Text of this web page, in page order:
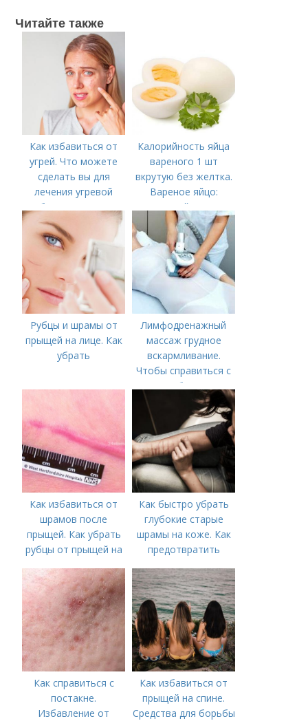
Читайте также
Как избавиться от
угрей. Что можете
сделать вы для
лечения угревой
болезни (акне)
Калорийность яйца
вареного 1 шт
вкрутую без желтка.
Вареное яйцо:
калорийность
Рубцы и шрамы от
прыщей на лице. Как
убрать
Лимфодренажный
массаж грудное
вскармливание.
Чтобы справиться с
нагрубанием,
необходимо
предпринять
следующие действия:
Как избавиться от
шрамов после
прыщей. Как убрать
рубцы от прыщей на
Как быстро убрать
глубокие старые
шрамы на коже. Как
предотвратить
Как справиться с
постакне.
Избавление от
Как избавиться от
прыщей на спине.
Средства для борьбы